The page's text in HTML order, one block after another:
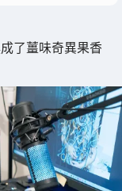
了薑味奇異果香